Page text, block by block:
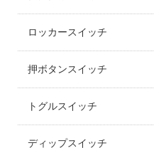
ロッカースイッチ
押ボタンスイッチ
トグルスイッチ
ディップスイッチ